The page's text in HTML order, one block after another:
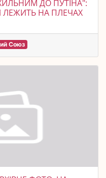
ДО ПУТІНА":
ЛЕЖИТЬ НА ПЛЕЧАХ
Союз